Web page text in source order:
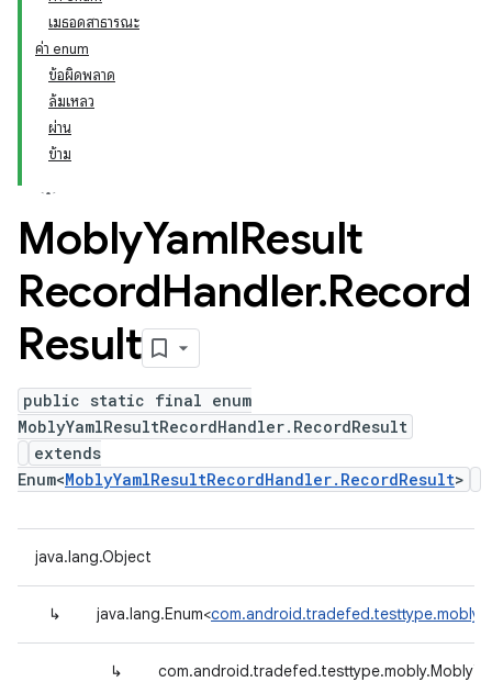
เมธอดสาธารณะ
ค่า enum
ข้อผิดพลาด
ล้มเหลว
ผ่าน
ข้าม
MoblyYamlResult
RecordHandler.Record
Result
public static final enum
MoblyYamlResultRecordHandler.RecordResult
extends
Enum<MoblyYamlResultRecordHandler.RecordResult>
java.lang.Object
↳ java.lang.Enum<
↳